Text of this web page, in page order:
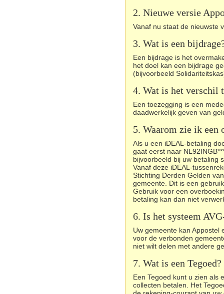
2. Nieuwe versie
Vanaf nu staat de nieuwste
3. Wat is een
Een bijdrage is het
het doel kan een bijdrage
(bijvoorbeeld
4. Wat is het verschil
Een toezegging is een
daadwerkelijk geven van
5. Waarom zie ik
Als u een iDEAL-betaling
gaat eerst naar
bijvoorbeeld bij uw betaling
Vanaf deze iDEAL-
Stichting Derden Gelden
gemeente. Dit is een
Gebruik voor een
betaling kan dan niet
6. Is het systeem
Uw gemeente kan Appostel
voor de verbonden
niet wilt delen met andere
7. Wat is een Tegoed?
Een Tegoed kunt u zien als
collecten betalen. Het